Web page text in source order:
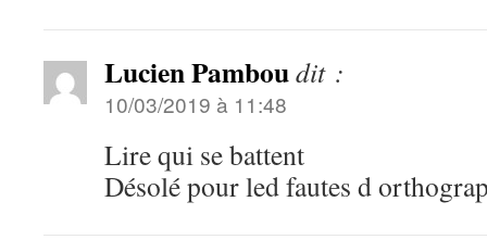
Lucien Pamboudit :
10/03/2019 à 11:48
Lire qui se battent
Désolé pour led fautes d